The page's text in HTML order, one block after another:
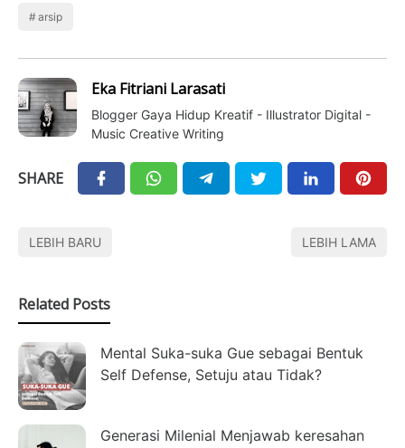
arsip
Eka Fitriani Larasati
Blogger Gaya Hidup Kreatif - Illustrator Digital -
Music Creative Writing
SHARE
LEBIH BARU LEBIH LAMA
Related Posts
Mental Suka-suka Gue sebagai Bentuk
Self Defense, Setuju atau Tidak?
Generasi Milenial Menjawab keresahan